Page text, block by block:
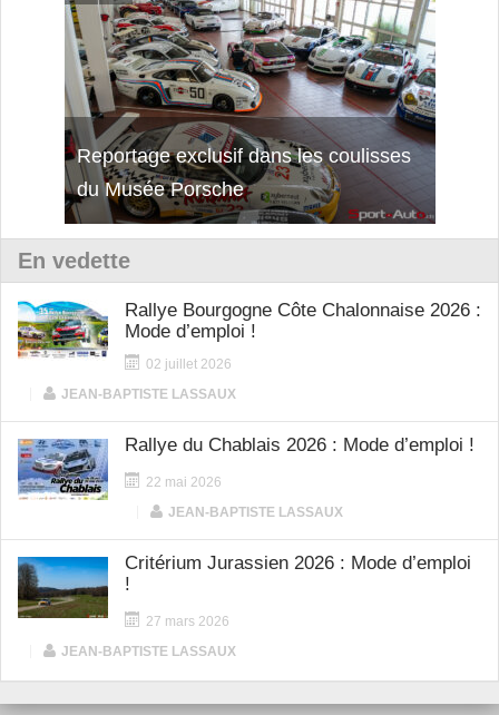
Reportage exclusif dans les coulisses
du Musée Porsche
Découverte de la nouvelle Ferrari
12Cilindri Manuale
En vedette
Rallye Bourgogne Côte Chalonnaise 2026 :
Mode d’emploi !
02 juillet 2026
JEAN-BAPTISTE LASSAUX
Rallye du Chablais 2026 : Mode d’emploi !
22 mai 2026
JEAN-BAPTISTE LASSAUX
Critérium Jurassien 2026 : Mode d’emploi
!
27 mars 2026
JEAN-BAPTISTE LASSAUX